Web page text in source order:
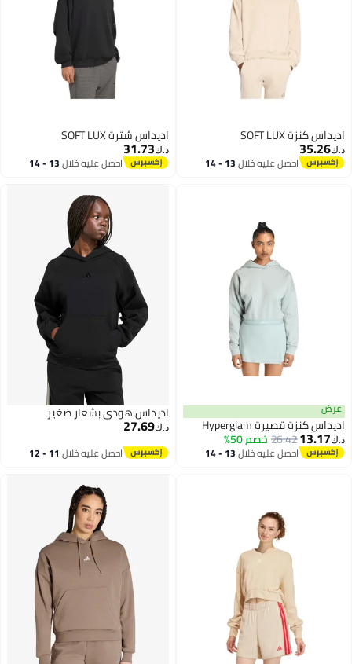
اديداس كنزة SOFT LUX
د.ك‏35.26
احصل عليه خلال 13 - 14
اديداس سُترة SOFT LUX
د.ك‏31.73
احصل عليه خلال 13 - 14
عرض
اديداس كنزة قصيرة Hyperglam
د.ك‏13.17
26.42خصم 50%
احصل عليه خلال 13 - 14
اديداس هودي بشعار صغير
د.ك‏27.69
احصل عليه خلال 11 - 12